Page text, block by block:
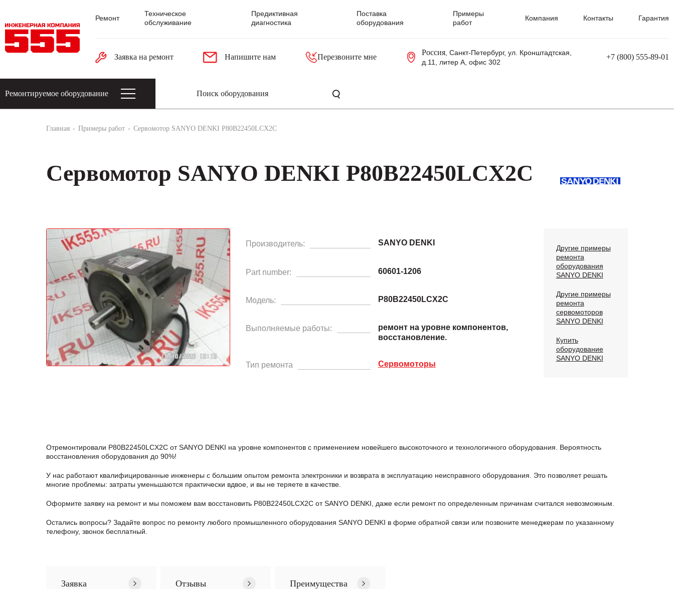
Ремонт
Техническое
обслуживание
Предиктивная
диагностика
Поставка
оборудования
Примеры
работ
Компания Контакты Гарантия
Заявка на ремонт Напишите нам Перезвоните мне
Россия, Санкт-Петербург, ул. Кронштадтская,
д.11, литер А, офис 302
+7 (800) 555-89-01
Ремонтируемое оборудование
Главная Примеры работ Сервомотор SANYO DENKI P80B22450LCX2C
Сервомотор SANYO DENKI P80B22450LCX2C
Производитель: SANYO DENKI
Part number: 60601-1206
Модель: P80B22450LCX2C
Выполняемые работы:
ремонт на уровне компонентов,
восстановление.
Тип ремонта Сервомоторы
Другие примеры
ремонта
оборудования
SANYO DENKI
Другие примеры
ремонта
сервомоторов
SANYO DENKI
Купить
оборудование
SANYO DENKI
Отремонтировали P80B22450LCX2C от SANYO DENKI на уровне компонентов с применением новейшего высокоточного и технологичного оборудования. Вероятность
восстановления оборудования до 90%!
У нас работают квалифицированные инженеры с большим опытом ремонта электроники и возврата в эксплуатацию неисправного оборудования. Это позволяет решать
многие проблемы: затраты уменьшаются практически вдвое, и вы не теряете в качестве.
Оформите заявку на ремонт и мы поможем вам восстановить P80B22450LCX2C от SANYO DENKI, даже если ремонт по определенным причинам считался невозможным.
Остались вопросы? Задайте вопрос по ремонту любого промышленного оборудования SANYO DENKI в формe обратной связи или позвоните менеджерам по указанному
телефону, звонок бесплатный.
Заявка Отзывы Преимущества